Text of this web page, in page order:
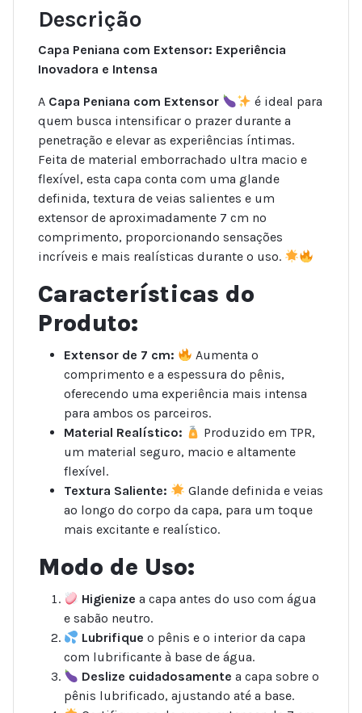
Descrição
Capa Peniana com Extensor: Experiência
Inovadora e Intensa
A Capa Peniana com Extensor
é ideal para
quem busca intensificar o prazer durante a
penetração e elevar as experiências íntimas.
Feita de material emborrachado ultra macio e
flexível, esta capa conta com uma glande
definida, textura de veias salientes e um
extensor de aproximadamente 7 cm no
comprimento, proporcionando sensações
incríveis e mais realísticas durante o uso.
Características do
Produto:
Extensor de 7 cm:
Aumenta o
comprimento e a espessura do pênis,
oferecendo uma experiência mais intensa
para ambos os parceiros.
Material Realístico:
Produzido em TPR,
um material seguro, macio e altamente
flexível.
Textura Saliente:
Glande definida e veias
ao longo do corpo da capa, para um toque
mais excitante e realístico.
Modo de Uso:
Higienize a capa antes do uso com água
e sabão neutro.
Lubrifique o pênis e o interior da capa
com lubrificante à base de água.
Deslize cuidadosamente a capa sobre o
pênis lubrificado, ajustando até a base.